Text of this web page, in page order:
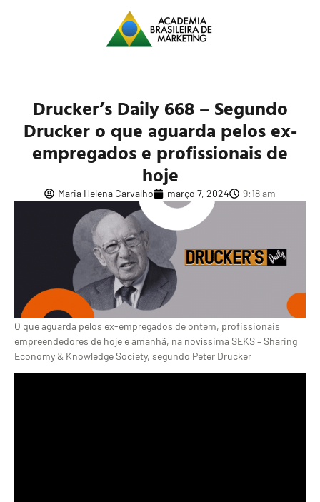
Drucker’s Daily 668 – Segundo
Drucker o que aguarda pelos ex-
empregados e profissionais de
hoje
Maria Helena Carvalho março 7, 2024 9:18 am
O que aguarda pelos ex-empregados de ontem, profissionais
empreendedores de hoje e amanhã, na novíssima SEKS – Sharing
Economy & Knowledge Society, segundo Peter Drucker